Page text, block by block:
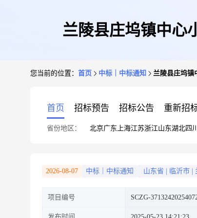
兰陵县庄坞镇中心
您当前的位置： 首页 中标｜中标通知 兰陵县庄坞镇
首页 招标预告 招标公告 重新招
省份地区： 北京广东 上海江苏浙江山东湖北四川
2026-08-07 中标｜中标通知 山东省 临沂市
项目编号 SCZG-